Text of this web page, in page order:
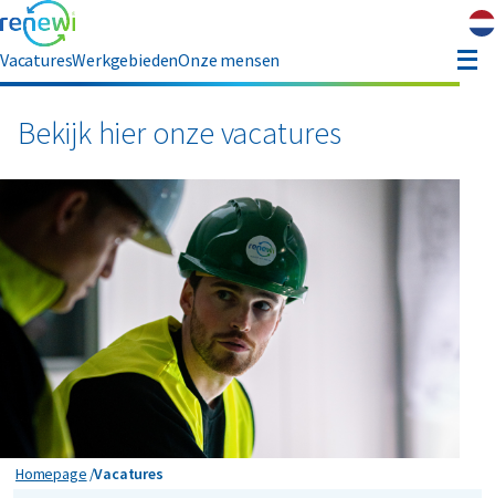
VacaturesWerkgebiedenOnze mensen
ons
Bekijk hier onze vacatures
Homepage Vacatures
Vacatures